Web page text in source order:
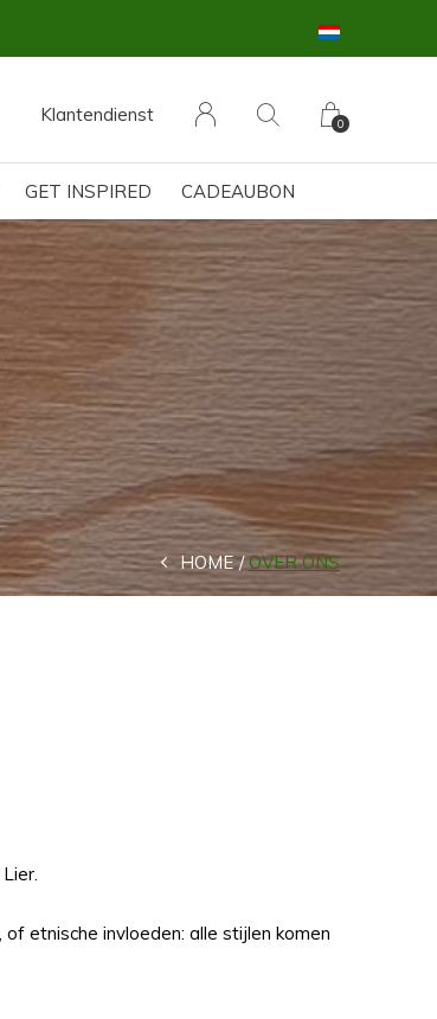
GET INSPIRED CADEAUBON
Klantendienst 0
HOME OVER ONS
etnische invloeden: alle stijlen komen